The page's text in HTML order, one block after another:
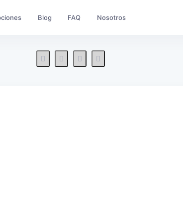
Blog FAQ Nosotros